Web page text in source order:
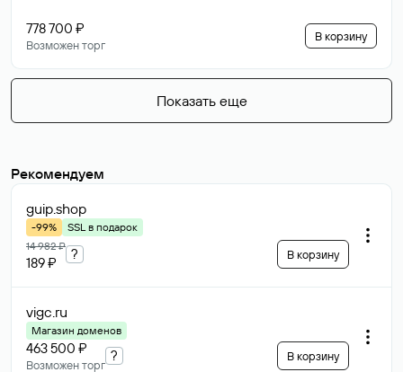
778 700 ₽
Возможен торг
В корзину
Показать еще
Рекомендуем
guip.shop
-99%
SSL в подарок
14 982 ₽
189 ₽
? В корзину
vigc.ru
Магазин доменов
463 500 ₽
Возможен торг
? В корзину